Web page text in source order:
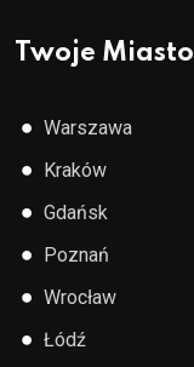
Twoje Miasto
● Warszawa
● Kraków
● Gdańsk
● Poznań
● Wrocław
● Łódź